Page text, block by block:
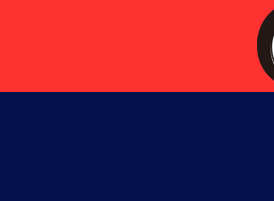
かった場合は、その旨をご連絡させて頂きま
ものとして処理させて頂きますので、あらか
に該当しない場合。